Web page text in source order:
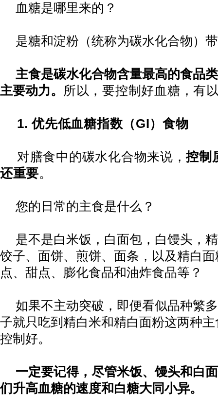
血糖是哪里来的？
是糖和淀粉（统称为碳水化合物）
主食是碳水化合物含量最高的食品
主要动力。 所以，要控制好血糖，有
1.优先低血糖指数（GI）食物
对膳食中的碳水化合物来说，控制
还重要。
您的日常的主食是什么？
是不是白米饭，白面包，白馒头，
饺子、面饼、煎饼、面条，以及精白
点、甜点、膨化食品和油炸食品等？
如果不主动突破，即便看似品种繁
子就只吃到精白米和精白面粉这两种
控制好。
一定要记得，尽管米饭、馒头和白
们升高血糖的速度和白糖大同小异。